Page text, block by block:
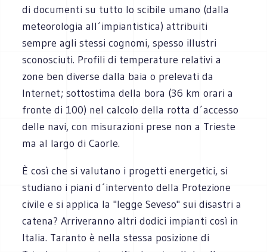
di documenti su tutto lo scibile umano (dalla
meteorologia all´impiantistica) attribuiti
sempre agli stessi cognomi, spesso illustri
sconosciuti. Profili di temperature relativi a
zone ben diverse dalla baia o prelevati da
Internet; sottostima della bora (36 km orari a
fronte di 100) nel calcolo della rotta d´accesso
delle navi, con misurazioni prese non a Trieste
ma al largo di Caorle.
È così che si valutano i progetti energetici, si
studiano i piani d´intervento della Protezione
civile e si applica la "legge Seveso" sui disastri a
catena? Arriveranno altri dodici impianti così in
Italia. Taranto è nella stessa posizione di